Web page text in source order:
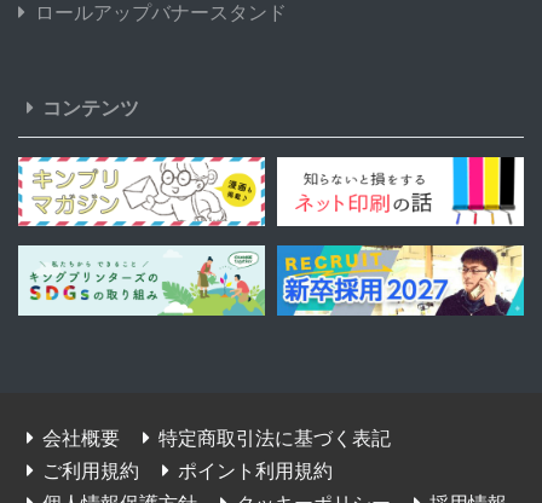
ロールアップバナースタンド
コンテンツ
会社概要
特定商取引法に基づく表記
ご利用規約
ポイント利用規約